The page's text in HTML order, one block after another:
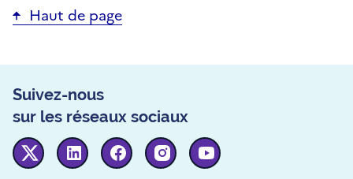
Haut de page
Suivez-nous
sur les réseaux sociaux
Twitter Linkedin FacebookInstagram